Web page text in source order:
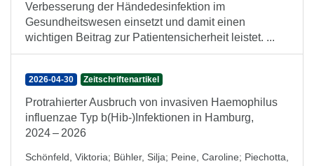
Verbesserung der Händedesinfektion im
Gesundheitswesen einsetzt und damit einen
wichtigen Beitrag zur Patientensicherheit leistet. ...
2026-04-30 Zeitschriftenartikel
Protrahierter Ausbruch von invasiven Haemophilus
influenzae Typ b(Hib-)Infektionen in Hamburg,
2024 – 2026
Schönfeld, Viktoria; Bühler, Silja; Peine, Caroline; Piechotta,